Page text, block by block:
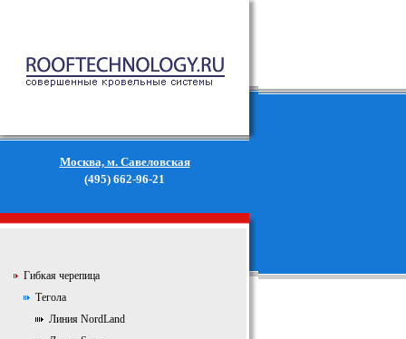
Москва, м. Савеловская
(495) 662-96-21
Гибкая черепица
Тегола
Линия NordLand